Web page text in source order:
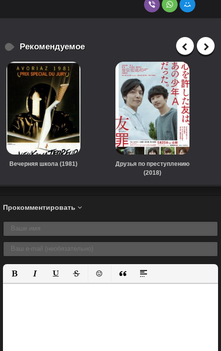
Рекомендуемое
Вечерняя школа (1981)
Друзья по преступлению
(2018)
Прокомментировать
Полужирный
КурсивПодчеркнутый
ЗачеркнутыйВставить смайлик
Вставка цитаты
Вставка спойлера